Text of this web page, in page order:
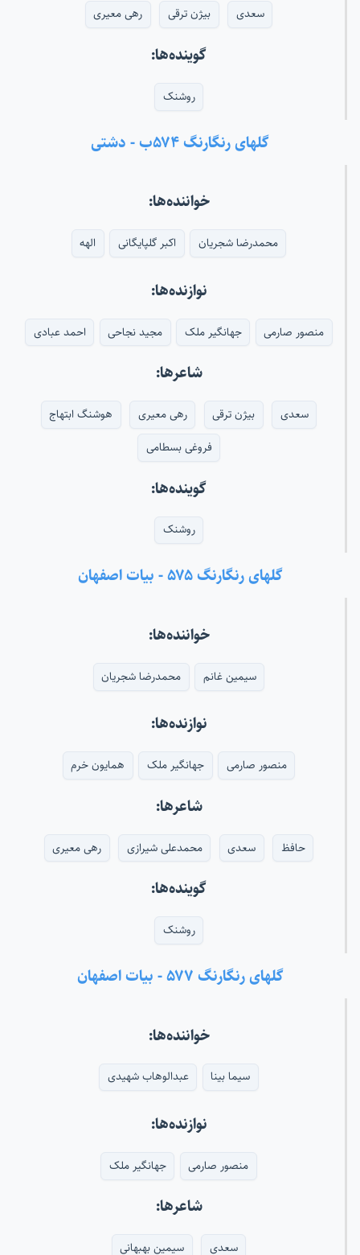
سعدی بیژن ترقی رهی معیری
گوینده‌ها:
روشنک
گلهای رنگارنگ ۵۷۴ب - دشتی
خواننده‌ها:
محمدرضا شجریان اکبر گلپایگانی الهه
نوازنده‌ها:
منصور صارمی جهانگیر ملک مجید نجاحی احمد عبادی
شاعرها:
سعدی بیژن ترقی رهی معیری
هوشنگ ابتهاج
فروغی بسطامی
گوینده‌ها:
روشنک
گلهای رنگارنگ ۵۷۵ - بیات اصفهان
خواننده‌ها:
سیمین غانم محمدرضا شجریان
نوازنده‌ها:
منصور صارمی جهانگیر ملک همایون خرم
شاعرها:
حافظ سعدی محمدعلی شیرازی رهی معیری
گوینده‌ها:
روشنک
گلهای رنگارنگ ۵۷۷ - بیات اصفهان
خواننده‌ها:
سیما بینا عبدالوهاب شهیدی
نوازنده‌ها:
منصور صارمی جهانگیر ملک
شاعرها:
سعدی سیمین بهبهانی